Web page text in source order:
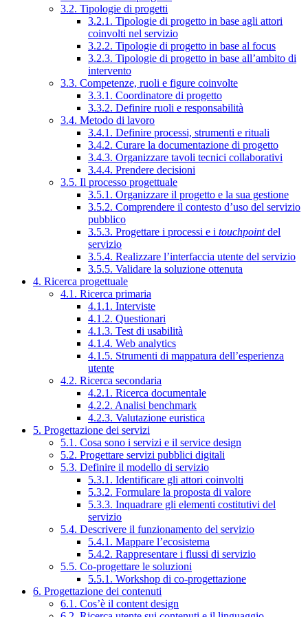
3.2. Tipologie di progetti
3.2.1. Tipologie di progetto in base agli attori
coinvolti nel servizio
3.2.2. Tipologie di progetto in base al focus
3.2.3. Tipologie di progetto in base all’ambito di
intervento
3.3. Competenze, ruoli e figure coinvolte
3.3.1. Coordinatore di progetto
3.3.2. Definire ruoli e responsabilità
3.4. Metodo di lavoro
3.4.1. Definire processi, strumenti e rituali
3.4.2. Curare la documentazione di progetto
3.4.3. Organizzare tavoli tecnici collaborativi
3.4.4. Prendere decisioni
3.5. Il processo progettuale
3.5.1. Organizzare il progetto e la sua gestione
3.5.2. Comprendere il contesto d’uso del servizio
pubblico
3.5.3. Progettare i processi e i touchpointdel
servizio
3.5.4. Realizzare l’interfaccia utente del servizio
3.5.5. Validare la soluzione ottenuta
4. Ricerca progettuale
4.1. Ricerca primaria
4.1.1. Interviste
4.1.2. Questionari
4.1.3. Test di usabilità
4.1.4. Web analytics
4.1.5. Strumenti di mappatura dell’esperienza
utente
4.2. Ricerca secondaria
4.2.1. Ricerca documentale
4.2.2. Analisi benchmark
4.2.3. Valutazione euristica
5. Progettazione dei servizi
5.1. Cosa sono i servizi e il service design
5.2. Progettare servizi pubblici digitali
5.3. Definire il modello di servizio
5.3.1. Identificare gli attori coinvolti
5.3.2. Formulare la proposta di valore
5.3.3. Inquadrare gli elementi costitutivi del
servizio
5.4. Descrivere il funzionamento del servizio
5.4.1. Mappare l’ecosistema
5.4.2. Rappresentare i flussi di servizio
5.5. Co-progettare le soluzioni
5.5.1. Workshop di co-progettazione
6. Progettazione dei contenuti
6.1. Cos’è il content design